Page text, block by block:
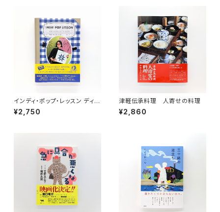
インディ・ポップ・レッスン ディス
クガイド
¥2,750
津軽伝承料理 人寄せの料理
¥2,860